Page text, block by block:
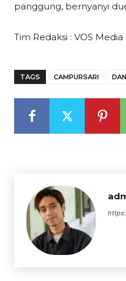
panggung, bernyanyi
Tim Redaksi : VOS Media
TAGS CAMPURSARI